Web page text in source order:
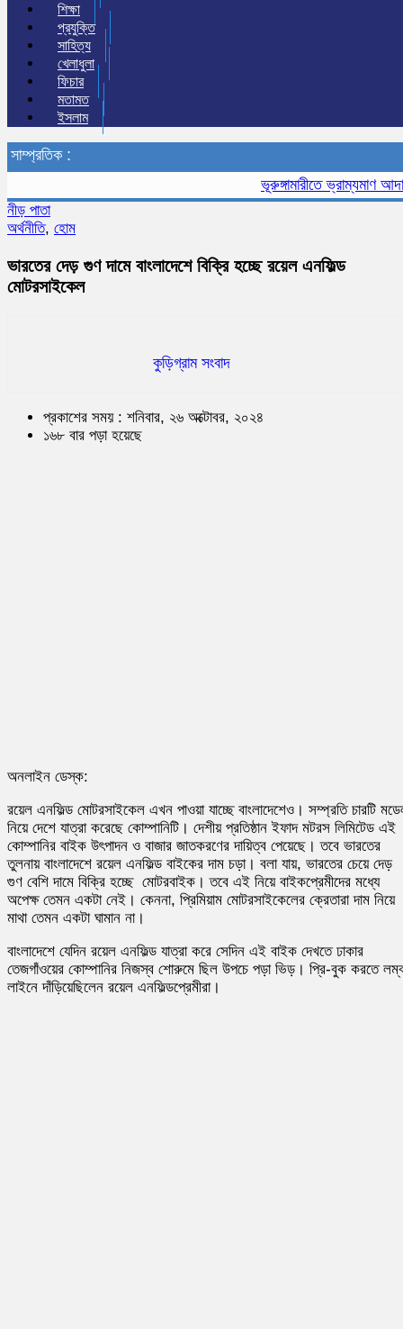
শিক্ষা
প্রযুক্তি
সাহিত্য
খেলাধুলা
ফিচার
মতামত
ইসলাম
সাম্প্রতিক :
ভূরুঙ্গামারীতে ভ্রাম্যমাণ আদালতে
নীড় পাতা
অর্থনীতি, হোম
ভারতের দেড় গুণ দামে বাংলাদেশে বিক্রি হচ্ছে রয়েল এনফিল্ড
মোটরসাইকেল
কুড়িগ্রাম সংবাদ
প্রকাশের সময় : শনিবার, ২৬ অক্টোবর, ২০২৪
১৬৮ বার পড়া হয়েছে
অনলাইন ডেস্ক:
রয়েল এনফিল্ড মোটরসাইকেল এখন পাওয়া যাচ্ছে বাংলাদেশেও। সম্প্রতি চারটি
নিয়ে দেশে যাত্রা করেছে কোম্পানিটি। দেশীয় প্রতিষ্ঠান ইফাদ মটরস লিমিটেড এই
কোম্পানির বাইক উৎপাদন ও বাজার জাতকরণের দায়িত্ব পেয়েছে। তবে ভারতের
তুলনায় বাংলাদেশে রয়েল এনফিল্ড বাইকের দাম চড়া। বলা যায়, ভারতের চেয়ে দেড়
গুণ বেশি দামে বিক্রি হচ্ছে মোটরবাইক। তবে এই নিয়ে বাইকপ্রেমীদের মধ্যে
অপেক্ষ তেমন একটা নেই। কেননা, প্রিমিয়াম মোটরসাইকেলের ক্রেতারা দাম নিয়ে
মাথা তেমন একটা ঘামান না।
বাংলাদেশে যেদিন রয়েল এনফিল্ড যাত্রা করে সেদিন এই বাইক দেখতে ঢাকার
তেজগাঁওয়ের কোম্পানির নিজস্ব শোরুমে ছিল উপচে পড়া ভিড়। প্রি-বুক করতে
লাইনে দাঁড়িয়েছিলেন রয়েল এনফিল্ডপ্রেমীরা।